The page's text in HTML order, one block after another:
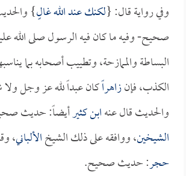
وفي رواية قال: {لكنك عند الله غالٍ}
صحيح- وفيه ما كان فيه الرسول صلى الله
البساطة والممازحة، وتطييب أصحابه بما
الكذب، فإنزاهراًكان عبداً لله عز وجل
والحديث قال عنهابن كثيرأيضاً: حديث
الشيخين، ووافقه على ذلك الشيخالألباني،
حجر: حديث صحيح.